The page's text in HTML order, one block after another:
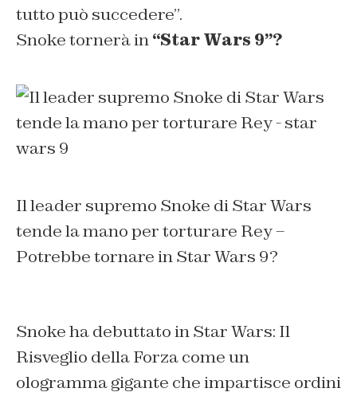
tutto può succedere”.
Snoke tornerà in“Star Wars 9”?
Il leader supremo Snoke di Star Wars
tende la mano per torturare Rey –
Potrebbe tornare in Star Wars 9?
Snoke ha debuttato in Star Wars: Il
Risveglio della Forza come un
ologramma gigante che impartisce ordini